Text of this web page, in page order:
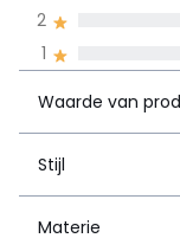
1
2
3
4
1
2
Waarde van
Stijl
Materie